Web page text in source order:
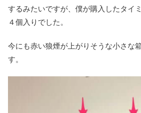
するみたいですが、僕が購入したタイ
４個入りでした。
今にも赤い狼煙が上がりそうな小さな
す。